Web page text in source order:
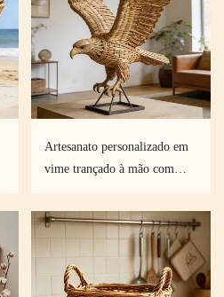
Artesanato personalizado em
vime trançado à mão com